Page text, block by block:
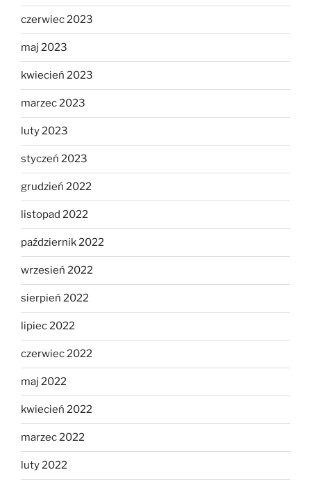
czerwiec 2023
maj 2023
kwiecień 2023
marzec 2023
luty 2023
styczeń 2023
grudzień 2022
listopad 2022
październik 2022
wrzesień 2022
sierpień 2022
lipiec 2022
czerwiec 2022
maj 2022
kwiecień 2022
marzec 2022
luty 2022